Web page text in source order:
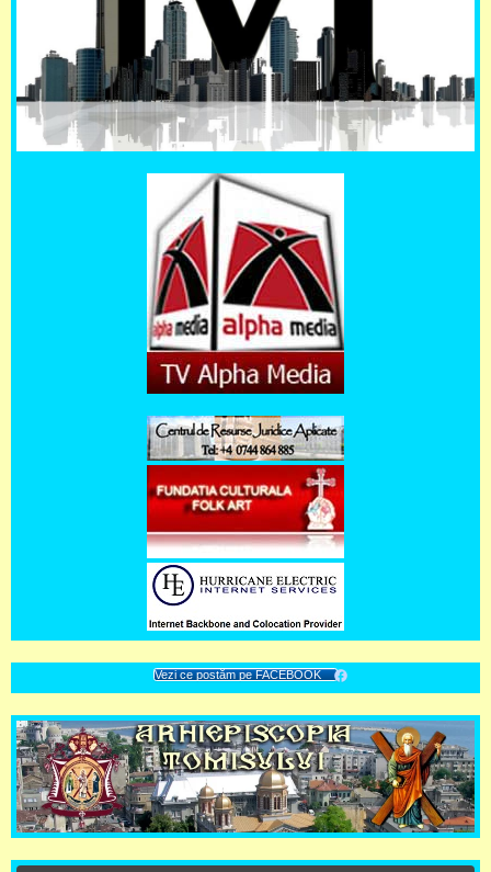
Vezi ce postăm pe FACEBOOK